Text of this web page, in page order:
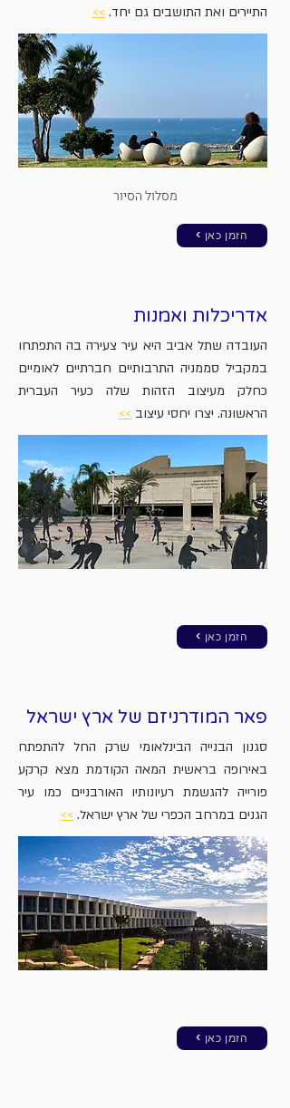
התיירים ואת התושבים גם יחד. >>
מסלול הסיור
< הזמן כאן
אדריכלות ואמנות
העובדה שתל אביב היא עיר צעירה בה התפתחו
במקביל סממניה התרבותיים חברתיים לאומיים
כחלק מעיצוב הזהות שלה כעיר העברית
הראשונה. יצרו יחסי עיצוב >>
< הזמן כאן
פאר המודרניזם של ארץ ישראל
סגנון הבנייה הבינלאומי שרק החל להתפתח
באירופה בראשית המאה הקודמת מצא קרקע
פורייה להגשמת רעיונותיו האורבניים כמו עיר
הגנים במרחב הכפרי של ארץ ישראל. >>
< הזמן כאן